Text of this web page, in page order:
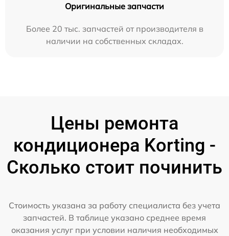
Оригинальные запчасти
Более 20 тыс. запчастей от производителя в
наличии на собственных складах.
Цены ремонта
кондиционера Korting -
Сколько стоит починить
Стоимость указана за работу специалиста без учета
запчастей. В таблице указано среднее время
оказания услуг при условии наличия необходимых